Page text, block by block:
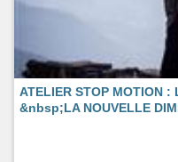
ATELIER STOP MOTION :
&nbsp;LA NOUVELLE